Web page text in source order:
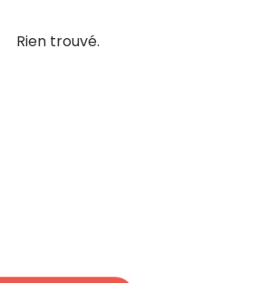
Rien trouvé.